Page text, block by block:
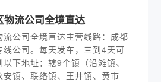
物流公司全境直达
公司全境直达主营线路：成都
线公司。每天发车，三到4天可
下地址：辖9个镇（沿滩镇、
镇、联络镇、王井镇、黄市